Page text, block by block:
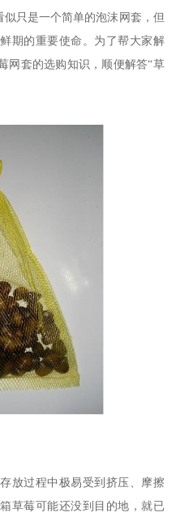
似只是一个简单的泡沫网套，但
期的重要使命。为了帮大家解
网套的选购知识，顺便解答“草
放过程中极易受到挤压、摩擦
草莓可能还没到目的地，就已